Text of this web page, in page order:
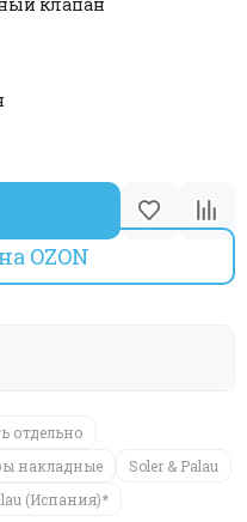
OZON
отдельно
накладные
Soler & Palau
(Испания)*